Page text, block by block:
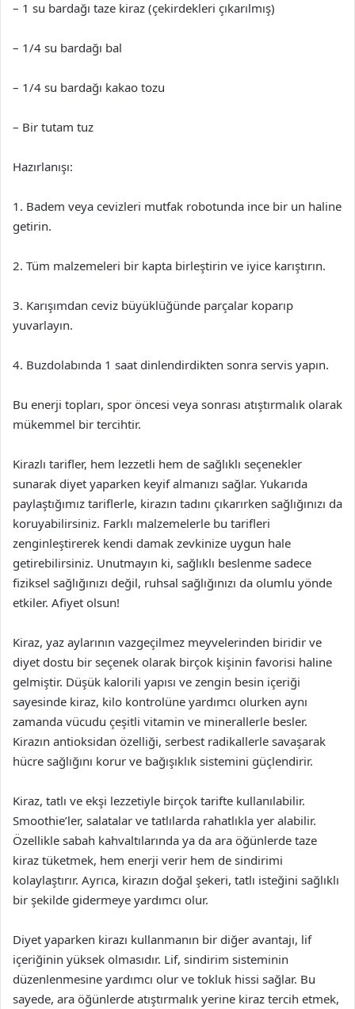
– 1 su bardağı taze kiraz (çekirdekleri çıkarılmış)
– 1/4 su bardağı bal
– 1/4 su bardağı kakao tozu
– Bir tutam tuz
Hazırlanışı:
1. Badem veya cevizleri mutfak robotunda ince bir un haline
getirin.
2. Tüm malzemeleri bir kapta birleştirin ve iyice karıştırın.
3. Karışımdan ceviz büyüklüğünde parçalar koparıp
yuvarlayın.
4. Buzdolabında 1 saat dinlendirdikten sonra servis yapın.
Bu enerji topları, spor öncesi veya sonrası atıştırmalık olarak
mükemmel bir tercihtir.
Kirazlı tarifler, hem lezzetli hem de sağlıklı seçenekler
sunarak diyet yaparken keyif almanızı sağlar. Yukarıda
paylaştığımız tariflerle, kirazın tadını çıkarırken sağlığınızı da
koruyabilirsiniz. Farklı malzemelerle bu tarifleri
zenginleştirerek kendi damak zevkinize uygun hale
getirebilirsiniz. Unutmayın ki, sağlıklı beslenme sadece
fiziksel sağlığınızı değil, ruhsal sağlığınızı da olumlu yönde
etkiler. Afiyet olsun!
Kiraz, yaz aylarının vazgeçilmez meyvelerinden biridir ve
diyet dostu bir seçenek olarak birçok kişinin favorisi haline
gelmiştir. Düşük kalorili yapısı ve zengin besin içeriği
sayesinde kiraz, kilo kontrolüne yardımcı olurken aynı
zamanda vücudu çeşitli vitamin ve minerallerle besler.
Kirazın antioksidan özelliği, serbest radikallerle savaşarak
hücre sağlığını korur ve bağışıklık sistemini güçlendirir.
Kiraz, tatlı ve ekşi lezzetiyle birçok tarifte kullanılabilir.
Smoothie’ler, salatalar ve tatlılarda rahatlıkla yer alabilir.
Özellikle sabah kahvaltılarında ya da ara öğünlerde taze
kiraz tüketmek, hem enerji verir hem de sindirimi
kolaylaştırır. Ayrıca, kirazın doğal şekeri, tatlı isteğini sağlıklı
bir şekilde gidermeye yardımcı olur.
Diyet yaparken kirazı kullanmanın bir diğer avantajı, lif
içeriğinin yüksek olmasıdır. Lif, sindirim sisteminin
düzenlenmesine yardımcı olur ve tokluk hissi sağlar. Bu
sayede, ara öğünlerde atıştırmalık yerine kiraz tercih etmek,